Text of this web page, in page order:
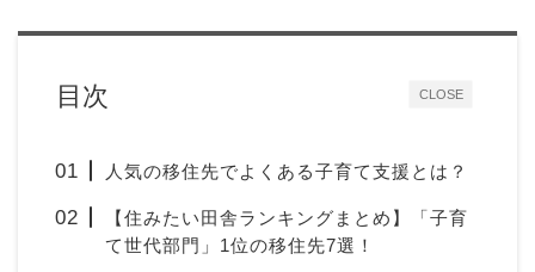
CLOSE
目次
人気の移住先でよくある子育て支援とは？
【住みたい田舎ランキングまとめ】「子育
て世代部門」1位の移住先7選！